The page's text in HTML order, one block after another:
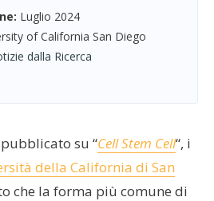
Luglio 2024
of California San Diego
dalla Ricerca
su “Cell Stem Cell“, i
della California di San
che la forma più comune di